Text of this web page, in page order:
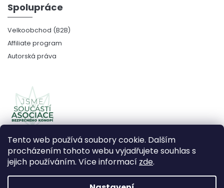
Tento web používá soubory cookie. Dalším
procházením tohoto webu vyjadřujete souhlas s
jejich používáním. Více informací zde.
Spolupráce
Velkoobchod (B2B)
Affiliate program
Autorská práva